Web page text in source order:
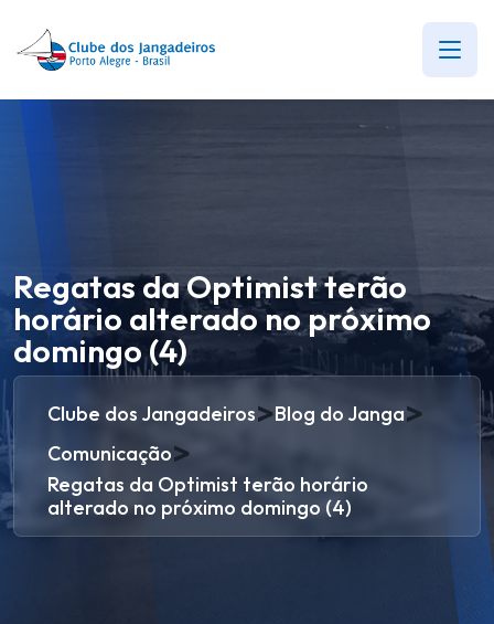
Regatas da Optimist terão
horário alterado no próximo
domingo (4)
Clube dos Jangadeiros>Blog do Janga>
Comunicação>
Regatas da Optimist terão horário
alterado no próximo domingo (4)